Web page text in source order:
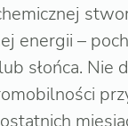
energii –
słońca. Nie